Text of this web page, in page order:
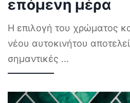
επόμενη μέρα
Η επιλογή του χρώματος
νέου αυτοκινήτου
σημαντικές ...